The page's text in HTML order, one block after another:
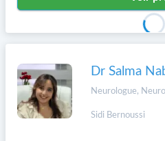
Dr Salma
Neurologue,
Sidi Bernoussi